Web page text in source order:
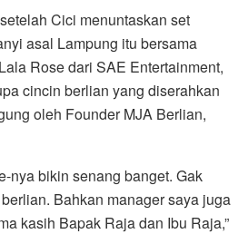
Cici menuntaskan set
asal Lampung itu bersama
Rose dari SAE Entertainment,
cincin berlian yang diserahkan
oleh Founder MJA Berlian,
nya bikin senang banget. Gak
Bahkan manager saya juga
kasih Bapak Raja dan Ibu Raja,”